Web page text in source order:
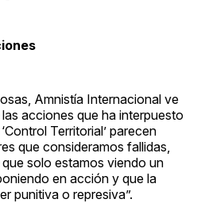
Amnistía Internacional ve
acciones que ha interpuesto
Territorial’ parecen
que consideramos fallidas,
solo estamos viendo un
en acción y que la
punitiva o represiva”.